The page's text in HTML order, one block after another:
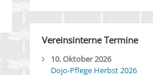
Vereinsinterne Termine
10. Oktober 2026
Dojo-Pflege Herbst 2026